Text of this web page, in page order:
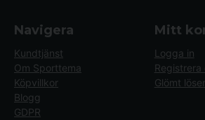
Navigera
Kundtjänst
Om Sporttema
Köpvillkor
Blogg
GDPR
Mitt
Logga in
Registrera
Glömt